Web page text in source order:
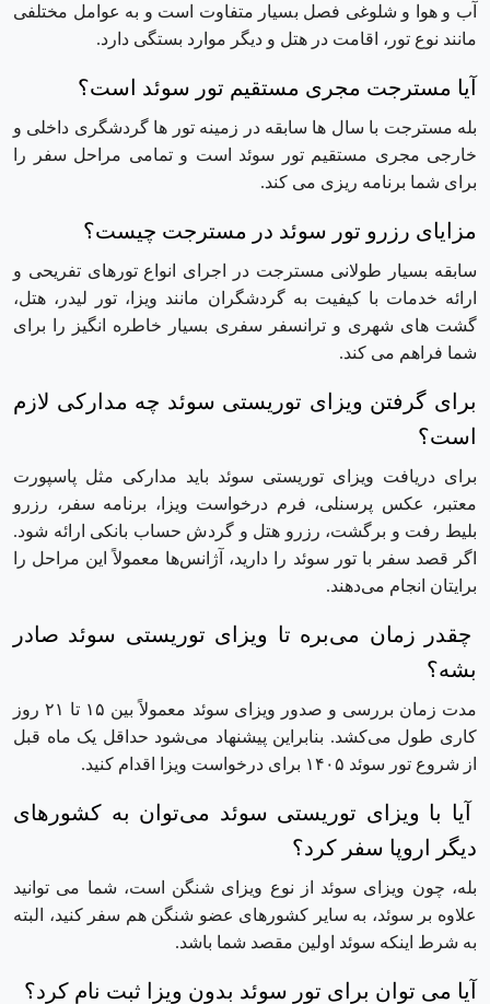
آب و هوا و شلوغی فصل بسیار متفاوت است و به عوامل مختلفی
مانند نوع تور، اقامت در هتل و دیگر موارد بستگی دارد.
آیا مسترجت مجری مستقیم تور سوئد است؟
بله مسترجت با سال ها سابقه در زمینه تور ها گردشگری داخلی و
خارجی مجری مستقیم تور سوئد است و تمامی مراحل سفر را
برای شما برنامه ریزی می کند.
مزایای رزرو تور سوئد در مسترجت چیست؟
سابقه بسیار طولانی مسترجت در اجرای انواع تورهای تفریحی و
ارائه خدمات با کیفیت به گردشگران مانند ویزا، تور لیدر، هتل،
گشت های شهری و ترانسفر سفری بسیار خاطره انگیز را برای
شما فراهم می کند.
برای گرفتن ویزای توریستی سوئد چه مدارکی لازم
است؟
برای دریافت ویزای توریستی سوئد باید مدارکی مثل پاسپورت
معتبر، عکس پرسنلی، فرم درخواست ویزا، برنامه سفر، رزرو
بلیط رفت و برگشت، رزرو هتل و گردش حساب بانکی ارائه شود.
اگر قصد سفر با تور سوئد را دارید، آژانس‌ها معمولاً این مراحل را
برایتان انجام می‌دهند.
چقدر زمان می‌بره تا ویزای توریستی سوئد صادر
بشه؟
مدت زمان بررسی و صدور ویزای سوئد معمولاً بین ۱۵ تا ۲۱ روز
کاری طول می‌کشد. بنابراین پیشنهاد می‌شود حداقل یک ماه قبل
از شروع تور سوئد ۱۴۰۵ برای درخواست ویزا اقدام کنید.
آیا با ویزای توریستی سوئد می‌توان به کشورهای
دیگر اروپا سفر کرد؟
بله، چون ویزای سوئد از نوع ویزای شنگن است، شما می ‌توانید
علاوه بر سوئد، به سایر کشورهای عضو شنگن هم سفر کنید، البته
به شرط اینکه سوئد اولین مقصد شما باشد.
آیا می ‌توان برای تور سوئد بدون ویزا ثبت‌ نام کرد؟